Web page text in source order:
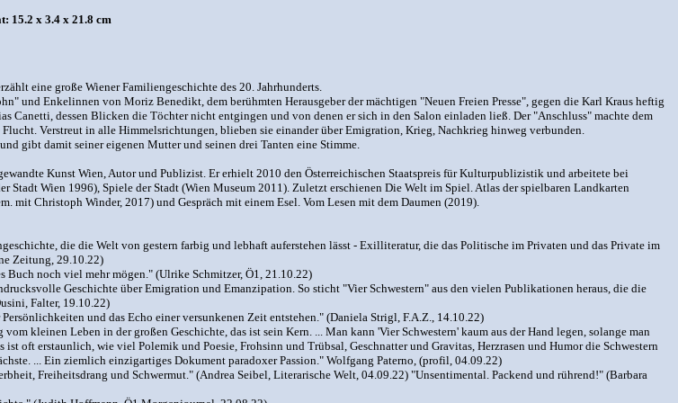
15.2 x 3.4 x 21.8 cm
eine große Wiener Familiengeschichte des 20. Jahrhunderts.
und Enkelinnen von Moriz Benedikt, dem berühmten Herausgeber der mächtigen "Neuen Freien Presse", gegen die Karl Kraus heftig
Canetti, dessen Blicken die Töchter nicht entgingen und von denen er sich in den Salon einladen ließ. Der "Anschluss" machte dem
Verstreut in alle Himmelsrichtungen, blieben sie einander über Emigration, Krieg, Nachkrieg hinweg verbunden.
gibt damit seiner eigenen Mutter und seinen drei Tanten eine Stimme.
Kunst Wien, Autor und Publizist. Er erhielt 2010 den Österreichischen Staatspreis für Kulturpublizistik und arbeitete bei
Stadt Wien 1996), Spiele der Stadt (Wien Museum 2011). Zuletzt erschienen Die Welt im Spiel. Atlas der spielbaren Landkarten
mit Christoph Winder, 2017) und Gespräch mit einem Esel. Vom Lesen mit dem Daumen (2019).
die die Welt von gestern farbig und lebhaft auferstehen lässt - Exilliteratur, die das Politische im Privaten und das Private im
Zeitung, 29.10.22)
Buch noch viel mehr mögen." (Ulrike Schmitzer, Ö1, 21.10.22)
Geschichte über Emigration und Emanzipation. So sticht "Vier Schwestern" aus den vielen Publikationen heraus, die die
Falter, 19.10.22)
und das Echo einer versunkenen Zeit entstehen." (Daniela Strigl, F.A.Z., 14.10.22)
kleinen Leben in der großen Geschichte, das ist sein Kern. ... Man kann 'Vier Schwestern' kaum aus der Hand legen, solange man
ist oft erstaunlich, wie viel Polemik und Poesie, Frohsinn und Trübsal, Geschnatter und Gravitas, Herzrasen und Humor die Schwestern
... Ein ziemlich einzigartiges Dokument paradoxer Passion." Wolfgang Paterno, (profil, 04.09.22)
Freiheitsdrang und Schwermut." (Andrea Seibel, Literarische Welt, 04.09.22) "Unsentimental. Packend und rührend!" (Barbara